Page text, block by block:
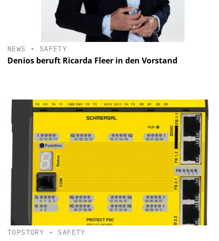
NEWS • SAFETY
Denios beruft Ricarda Fleer in den Vorstand
TOPSTORY • SAFETY